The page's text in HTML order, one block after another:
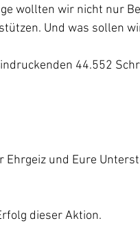
wollten wir nicht nur
Und was sollen
44.552
Ehrgeiz und Eure
dieser Aktion.